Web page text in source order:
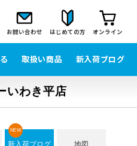
お問い合わせ はじめての方 オンライン
取扱い商品 新入荷ブログ
いわき平店
新入荷ブログ
NEW
地図